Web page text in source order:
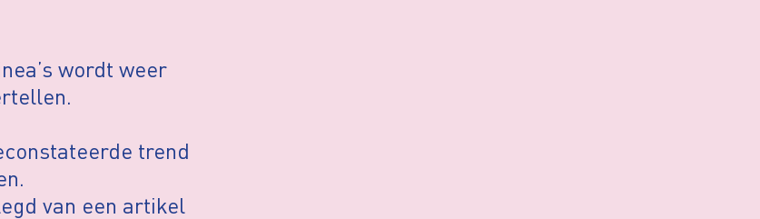
wordt weer
trend
van een artikel